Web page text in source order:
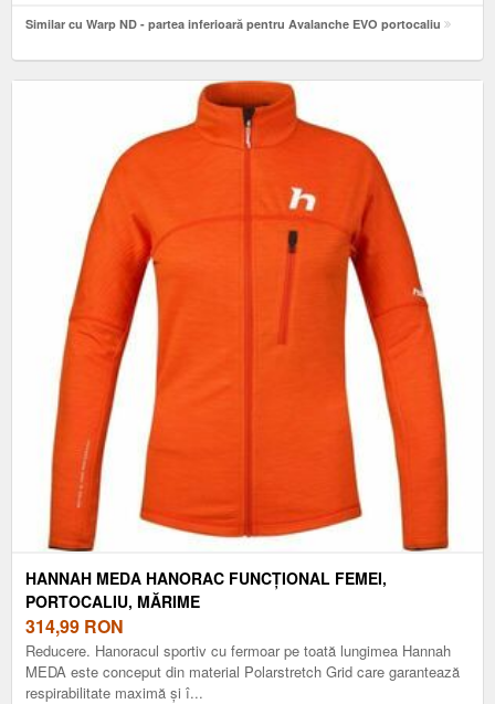
Similar cu Warp ND - partea inferioară pentru Avalanche EVO portocaliu
HANNAH MEDA HANORAC FUNCȚIONAL FEMEI,
PORTOCALIU, MĂRIME
314,99 RON
Reducere. Hanoracul sportiv cu fermoar pe toată lungimea Hannah
MEDA este conceput din material Polarstretch Grid care garantează
respirabilitate maximă și î...